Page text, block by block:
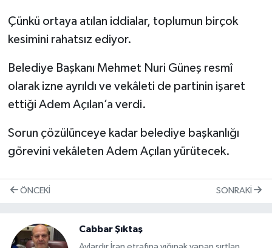
Çünkü ortaya atılan iddialar, toplumun birçok
kesimini rahatsız ediyor.
Belediye Başkanı Mehmet Nuri Güneş resmî
olarak izne ayrıldı ve vekâleti de partinin işaret
ettiği Adem Açılan’a verdi.
Sorun çözülünceye kadar belediye başkanlığı
görevini vekâleten Adem Açılan yürütecek.
ÖNCEKI SONRAKI
Cabbar Şıktaş